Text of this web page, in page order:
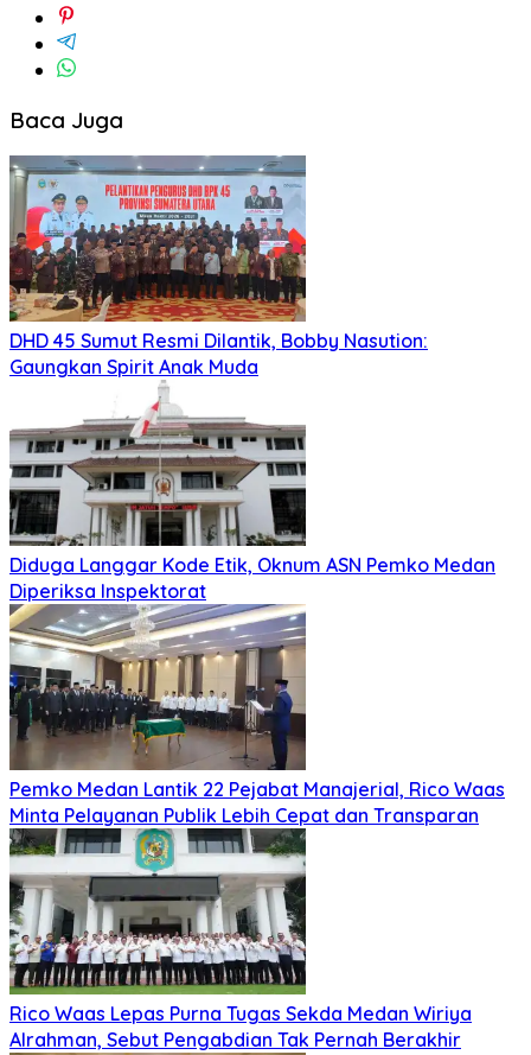
Baca Juga
DHD 45 Sumut Resmi Dilantik, Bobby Nasution:
Gaungkan Spirit Anak Muda
Diduga Langgar Kode Etik, Oknum ASN Pemko Medan
Diperiksa Inspektorat
Pemko Medan Lantik 22 Pejabat Manajerial, Rico Waas
Minta Pelayanan Publik Lebih Cepat dan Transparan
Rico Waas Lepas Purna Tugas Sekda Medan Wiriya
Alrahman, Sebut Pengabdian Tak Pernah Berakhir